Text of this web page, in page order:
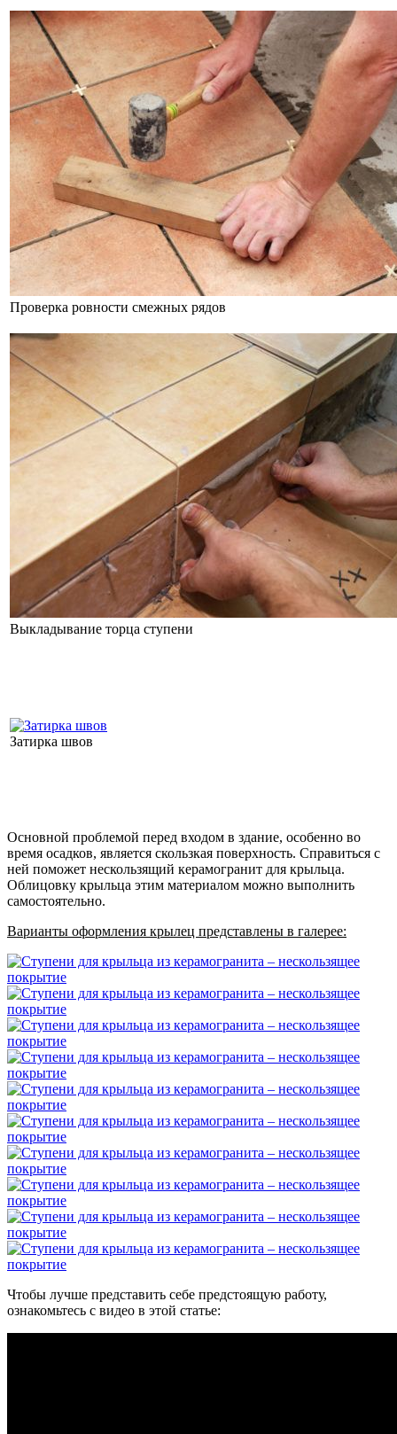
Проверка ровности смежных рядов
Выкладывание торца ступени
Затирка швов
Основной проблемой перед входом в здание, особенно во
время осадков, является скользкая поверхность. Справиться с
ней поможет нескользящий керамогранит для крыльца.
Облицовку крыльца этим материалом можно выполнить
самостоятельно.
Варианты оформления крылец представлены в галерее:
Чтобы лучше представить себе предстоящую работу,
ознакомьтесь с видео в этой статье: